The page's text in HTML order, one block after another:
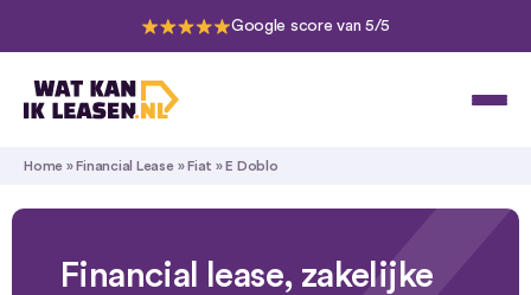
Google score van 5/5
Home »Financial Lease »Fiat »E Doblo
Financial lease, zakelijke